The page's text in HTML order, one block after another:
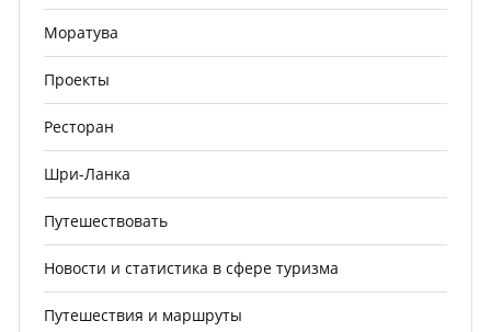
Моратува
Проекты
Ресторан
Шри-Ланка
Путешествовать
Новости и статистика в сфере туризма
Путешествия и маршруты